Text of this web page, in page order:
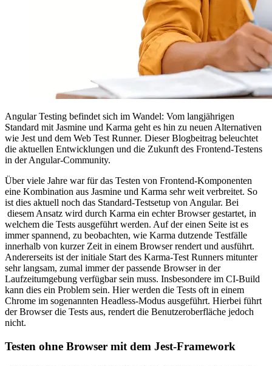
Angular Testing befindet sich im Wandel: Vom langjährigen
Standard mit Jasmine und Karma geht es hin zu neuen Alternativen
wie Jest und dem Web Test Runner. Dieser Blogbeitrag beleuchtet
die aktuellen Entwicklungen und die Zukunft des Frontend-Testens
in der Angular-Community.
Über viele Jahre war für das Testen von Frontend-Komponenten
eine Kombination aus Jasmine und Karma sehr weit verbreitet. So
ist dies aktuell noch das Standard-Testsetup von Angular. Bei
diesem Ansatz wird durch Karma ein echter Browser gestartet, in
welchem die Tests ausgeführt werden. Auf der einen Seite ist es
immer spannend, zu beobachten, wie Karma dutzende Testfälle
innerhalb von kurzer Zeit in einem Browser rendert und ausführt.
Andererseits ist der initiale Start des Karma-Test Runners mitunter
sehr langsam, zumal immer der passende Browser in der
Laufzeitumgebung verfügbar sein muss. Insbesondere im CI-Build
kann dies ein Problem sein. Hier werden die Tests oft in einem
Chrome im sogenannten Headless-Modus ausgeführt. Hierbei führt
der Browser die Tests aus, rendert die Benutzeroberfläche jedoch
nicht.
Testen ohne Browser mit dem Jest-Framework